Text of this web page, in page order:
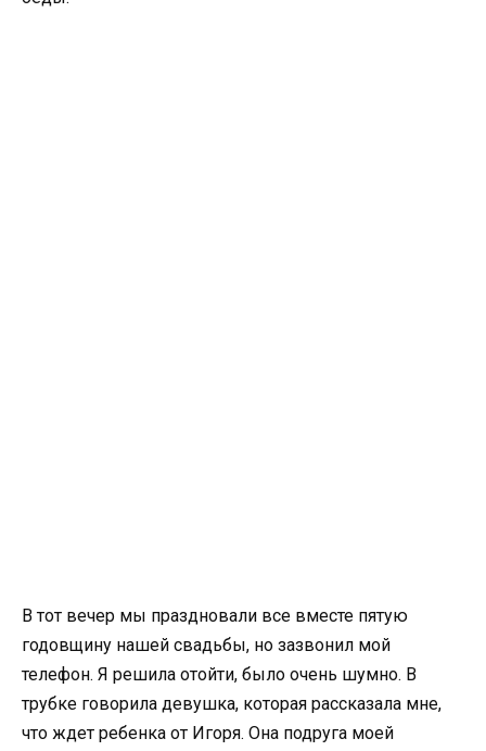
В тот вечер мы праздновали все вместе пятую
годовщину нашей свадьбы, но зазвонил мой
телефон. Я решила отойти, было очень шумно. В
трубке говорила девушка, которая рассказала мне,
что ждет ребенка от Игоря. Она подруга моей